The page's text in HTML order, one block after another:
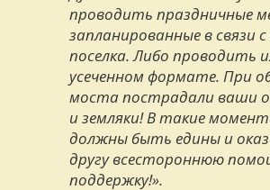
проводить праздничные
запланированные в связи
поселка. Либо проводить
усеченном формате. При
моста пострадали ваши
и земляки! В такие
должны быть едины и
другу всестороннюю
поддержку!».